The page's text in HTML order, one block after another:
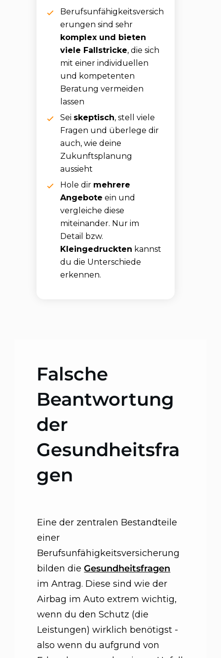
Berufsunfähigkeitsversich
erungen sind sehr
komplex und bieten
viele Fallstricke, die sich
mit einer individuellen
und kompetenten
Beratung vermeiden
lassen
Sei skeptisch, stell viele
Fragen und überlege dir
auch, wie deine
Zukunftsplanung
aussieht
Hole dir mehrere
Angebote ein und
vergleiche diese
miteinander. Nur im
Detail bzw.
Kleingedruckten kannst
du die Unterschiede
erkennen.
Falsche
Beantwortung
der
Gesundheitsfra
gen
Eine der zentralen Bestandteile
einer
Berufsunfähigkeitsversicherung
bilden dieGesundheitsfragen
im Antrag. Diese sind wie der
Airbag im Auto extrem wichtig,
wenn du den Schutz (die
Leistungen) wirklich benötigst -
also wenn du aufgrund von